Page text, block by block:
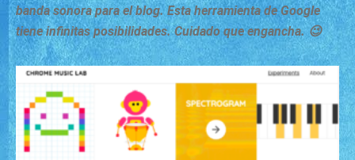
banda sonora para el blog. Esta herramienta de Google
tiene infinitas posibilidades. Cuidado que engancha. 😉